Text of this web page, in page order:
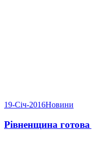
19-Січ-2016Новини
Рівненщина